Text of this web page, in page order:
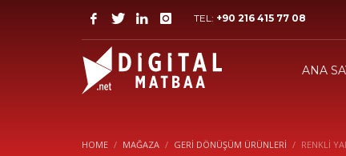
TEL: +90 216 415 77 08
ANA
HOME MAĞAZA GERI DÖNÜŞÜM ÜRÜNLERI RENKLİ